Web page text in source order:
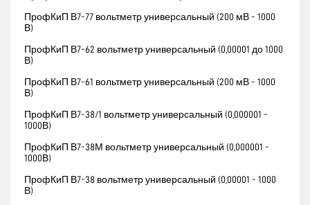
ПрофКиП В7-77 вольтметр универсальный (200 мВ - 1000
В)
ПрофКиП В7-62 вольтметр универсальный (0,00001 до 1000
В)
ПрофКиП В7-61 вольтметр универсальный (200 мВ - 1000
В)
ПрофКиП В7-38/1 вольтметр универсальный (0,000001 -
1000В)
ПрофКиП В7-38М вольтметр универсальный (0,000001 -
1000В)
ПрофКиП В7-38 вольтметр универсальный (0,00001 - 1000
В)